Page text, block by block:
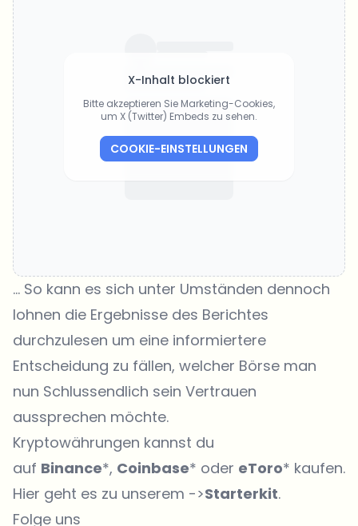
X-Inhalt blockiert
Bitte akzeptieren Sie Marketing-Cookies,
um X (Twitter) Embeds zu sehen.
COOKIE-EINSTELLUNGEN
… So kann es sich unter Umständen dennoch
lohnen die Ergebnisse des Berichtes
durchzulesen um eine informiertere
Entscheidung zu fällen, welcher Börse man
nun Schlussendlich sein Vertrauen
aussprechen möchte.
Kryptowährungen kannst du
auf Binance*, Coinbase* oder eToro* kaufen.
Hier geht es zu unserem ->Starterkit.
Folge uns